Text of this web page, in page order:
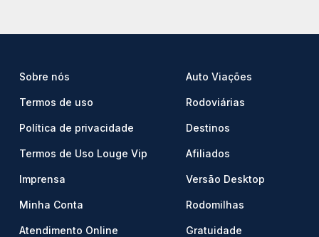
Sobre nós
Termos de uso
Política de privacidade
Termos de Uso Louge Vip
Imprensa
Minha Conta
Atendimento Online
Auto Viações
Rodoviárias
Destinos
Afiliados
Versão Desktop
Rodomilhas
Gratuidade